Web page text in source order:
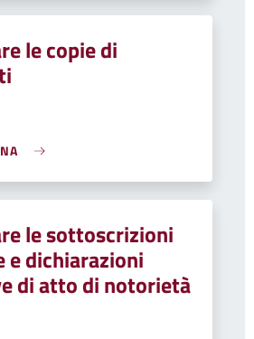
le copie di
le sottoscrizioni
e dichiarazioni
di atto di notorietà